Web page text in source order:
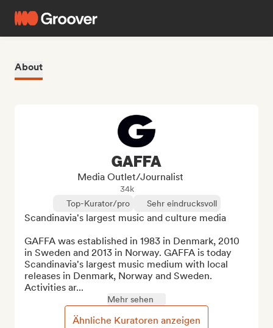
About
GAFFA
Media Outlet/Journalist
34k
Top-Kurator/pro
Sehr eindrucksvoll
Scandinavia's largest music and culture media
GAFFA was established in 1983 in Denmark, 2010
in Sweden and 2013 in Norway. GAFFA is today
Scandinavia's largest music medium with local
releases in Denmark, Norway and Sweden.
Activities ar...
Mehr sehen
Ähnliche Kuratoren anzeigen